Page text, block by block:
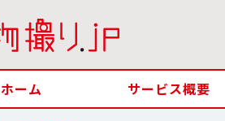
ホーム サービス概要